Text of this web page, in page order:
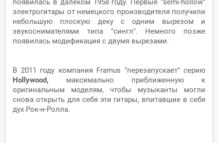
появилась в далеком 1958 году.
Первые "semi-hollow"
электрогитары от немецкого производителя получили
небольшую плоскую деку с одним
вырезом и
звукоснимателями типа "сингл". Немного позже
появилась модификация с двумя вырезами.
В 2011 году компания Framus "перезапускает" серию
Hollywood, максимально приближенную к
оригинальным моделям,
чтобы музыканты могли
снова открыть для себя эти гитары, впитавшие в себя
дух Рок-н-Ролла.